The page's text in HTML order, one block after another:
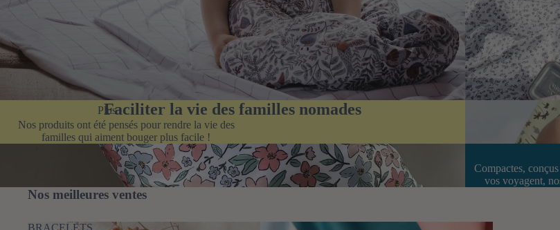
Plus
Faciliter la vie des familles nomades
Nos produits ont été pensés pour rendre la vie des
familles qui aiment bouger plus facile !
Compactes,
vos voyagent,
Nos meilleures ventes
BRACELETS